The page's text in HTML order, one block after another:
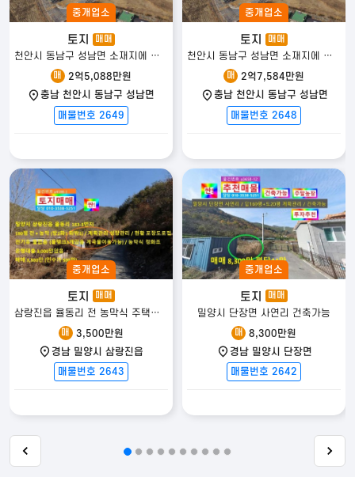
중개업소
토지 매매
천안시 동남구 성남면 소재지에 위치한 대지 매매!!
매 2억5,088만원
충남 천안시 동남구 성남면
매물번호 2649
중개업소
토지 매매
천안시 동남구 성남면 소재지에 위치한 대지 매매!!
매
2억7,584만원
충남 천안시 동남구 성남면
매물번호 2648
중개업소
토지 매매
삼랑진읍 율동리 전 농막식 주택있음
매 3,500만원
경남 밀양시 삼랑진읍
매물번호 2643
중개업소
토지 매매
밀양시 단장면 사연리 건축가능
매
8,300만원
경남 밀양시 단장면
매물번호 2642